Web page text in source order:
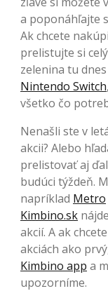
a poponáhľajte
Ak chcete
prelistujte si
zelenina tu
Nintendo Switch,
všetko čo
Nenašli ste v
akcii? Alebo
prelistovať aj
budúci týždeň.
napríklad Metro
Kimbino.sk
akcií. A ak
akciách ako
Kimbino app a
upozorníme.